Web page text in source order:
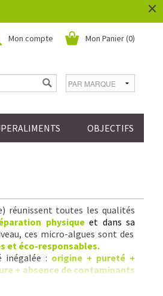
×
Mon Panier (0)
Mon compte
OBJECTIFS
réunissent toutes les qualités
physique et dans sa
ces micro-algues sont des
et éco-responsables.
inégalée : origine + pureté +
+ absence de contaminants